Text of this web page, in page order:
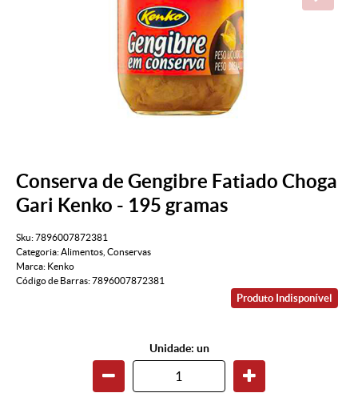
Conserva de Gengibre Fatiado Choga
Gari Kenko - 195 gramas
Sku:7896007872381
Categoria:Alimentos Conservas
Marca: Kenko
Código de Barras:7896007872381
Produto Indisponível
Unidade: un